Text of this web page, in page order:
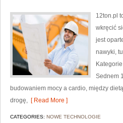
12ton.pl
wkręcić
jest
nawyki,
Sednem
budowaniem mocy a cardio, między
drogę, [ Read More ]
CATEGORIES: NOWE TECHNOLOGIE